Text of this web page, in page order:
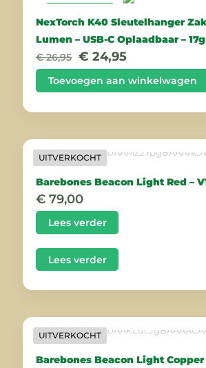
NexTorch K40 Sleutelhanger
Lumen – USB-C Oplaadbaar – 17g
€26,95 Oorspronkelijke
prijs
was:
€ 26,95.
€ 24,95Huidige
prijs
is:
€ 24,95.
Toevoegen aan winkelwagen
UITVERKOCHT
Barebones Beacon Light Red –
€ 79,00
Lees verder
Lees verder
UITVERKOCHT
Barebones Beacon Light Copper